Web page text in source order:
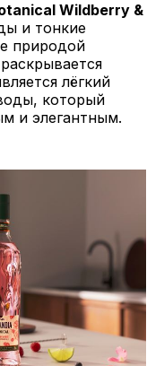
Wildberry &
и тонкие
природой
лёгкий
который
и элегантным.